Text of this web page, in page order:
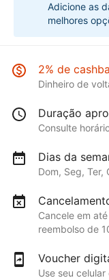
Adicione as
melhores
2% de
Dinheiro de
Duração
Consulte
Dias da
Dom, Seg, Ter,
Cancele em
reembolso de
Voucher
Use seu